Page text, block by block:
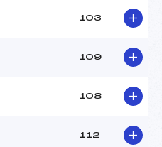
103
109
108
112